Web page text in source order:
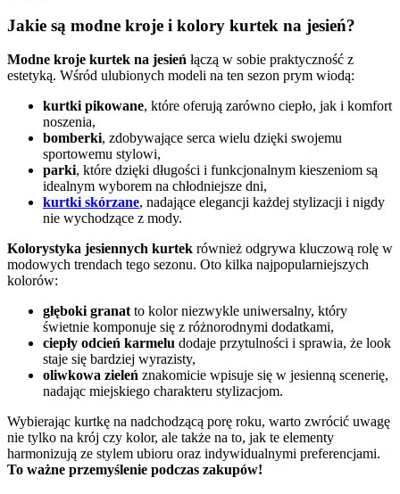
Jakie są modne kroje i kolory kurtek na jesień?
Modne kroje kurtek na jesień łączą w sobie praktyczność z
estetyką. Wśród ulubionych modeli na ten sezon prym wiodą:
kurtki pikowane, które oferują zarówno ciepło, jak i komfort
noszenia,
bomberki, zdobywające serca wielu dzięki swojemu
sportowemu stylowi,
parki, które dzięki długości i funkcjonalnym kieszeniom są
idealnym wyborem na chłodniejsze dni,
kurtki skórzane, nadające elegancji każdej stylizacji i nigdy
nie wychodzące z mody.
Kolorystyka jesiennych kurtek również odgrywa kluczową rolę w
modowych trendach tego sezonu. Oto kilka najpopularniejszych
kolorów:
głęboki granatto kolor niezwykle uniwersalny, który
świetnie komponuje się z różnorodnymi dodatkami,
ciepły odcień karmelu dodaje przytulności i sprawia, że look
staje się bardziej wyrazisty,
oliwkowa zieleń znakomicie wpisuje się w jesienną scenerię,
nadając miejskiego charakteru stylizacjom.
Wybierając kurtkę na nadchodzącą porę roku, warto zwrócić uwagę
nie tylko na krój czy kolor, ale także na to, jak te elementy
harmonizują ze stylem ubioru oraz indywidualnymi preferencjami.
To ważne przemyślenie podczas zakupów!